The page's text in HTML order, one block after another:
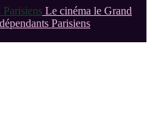
Le cinéma le Grand
Parisiens